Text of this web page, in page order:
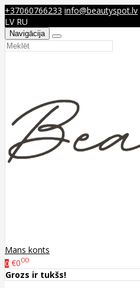
+37060766233 info@beautyspot.lv
LV RU
Navigācija
Mans konts
0 €000
Grozs ir tukšs!